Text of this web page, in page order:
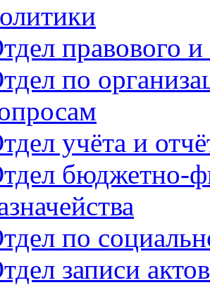
правового
по
учёта и
бюджетно-
по
записи